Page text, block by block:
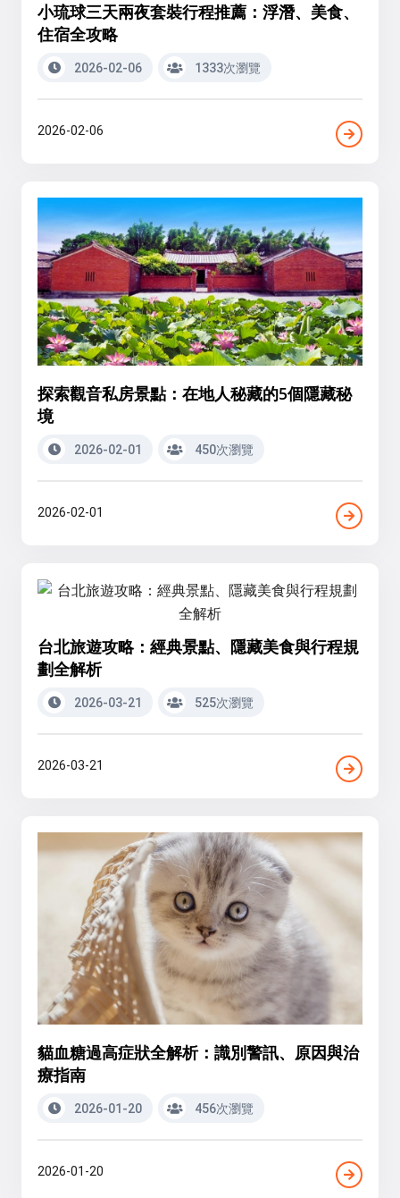
小琉球三天兩夜套裝行程推薦：浮潛、美食、
住宿全攻略
2026-02-06 1333次瀏覽
2026-02-06
探索觀音私房景點：在地人秘藏的5個隱藏秘
境
2026-02-01 450次瀏覽
2026-02-01
台北旅遊攻略：經典景點、隱藏美食與行程規
劃全解析
2026-03-21 525次瀏覽
2026-03-21
貓血糖過高症狀全解析：識別警訊、原因與治
療指南
2026-01-20 456次瀏覽
2026-01-20